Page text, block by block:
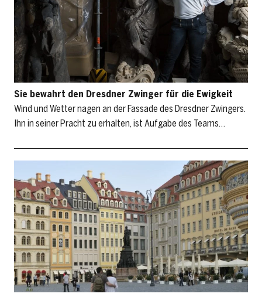
Sie bewahrt den Dresdner Zwinger für die Ewigkeit
Wind und Wetter nagen an der Fassade des Dresdner Zwingers.
Ihn in seiner Pracht zu erhalten, ist Aufgabe des Teams…